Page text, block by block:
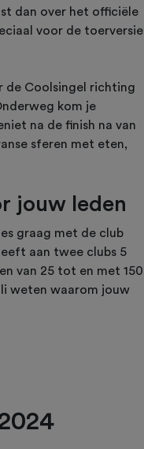
dan over het officiële
voor de toerversie
de Coolsingel richting
kom je
na de finish na van
sferen met eten,
jouw leden
graag met de club
aan twee clubs 5
van 25 tot en met 150
weten waarom jouw